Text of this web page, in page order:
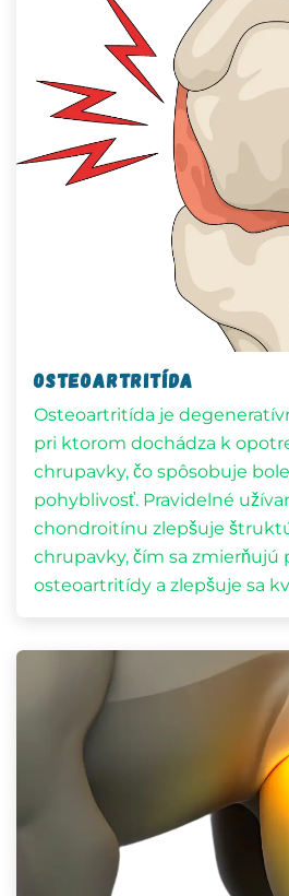
Osteoartritída
Osteoartritída je
pri ktorom dochádza k
chrupavky, čo spôsobuje
pohyblivosť. Pravidelné
chondroitínu zlepšuje
chrupavky, čím sa zmierňujú
osteoartritídy a zlepšuje sa